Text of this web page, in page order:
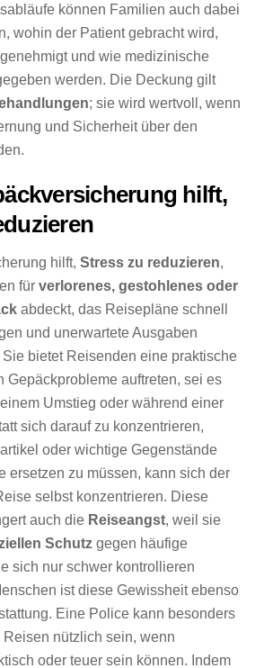
können Familien auch dabei
wohin der Patient gebracht wird,
und wie medizinische
werden. Die Deckung gilt
; sie wird wertvoll, wenn
und Sicherheit über den
hilft,
hilft,Stress zu reduzieren,
fürverlorenes, gestohlenes oder
abdeckt, das Reisepläne schnell
und unerwartete Ausgaben
bietet Reisenden eine praktische
Gepäckprobleme auftreten, sei es
Umstieg oder während einer
sich darauf zu konzentrieren,
oder wichtige Gegenstände
ersetzen zu müssen, kann sich der
selbst konzentrieren. Diese
auch die Reiseangst, weil sie
Schutz gegen häufige
sich nur schwer kontrollieren
ist diese Gewissheit ebenso
Eine Police kann besonders
nützlich sein, wenn
oder teuer sein können. Indem